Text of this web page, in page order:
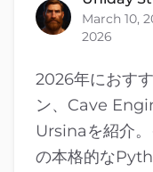
March 10,
2026
2026年におす
ン、Cave
Ursinaを紹介
の本格的な